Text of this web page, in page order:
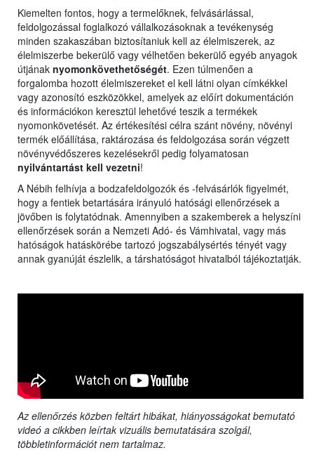
Kiemelten fontos, hogy a termelőknek, felvásárlással,
feldolgozással foglalkozó vállalkozásoknak a tevékenység
minden szakaszában biztosítaniuk kell az élelmiszerek, az
élelmiszerbe bekerülő vagy vélhetően bekerülő egyéb anyagok
útjának nyomonkövethetőségét. Ezen túlmenően a
forgalomba hozott élelmiszereket el kell látni olyan címkékkel
vagy azonosító eszközökkel, amelyek az előírt dokumentáción
és információkon keresztül lehetővé teszik a termékek
nyomonkövetését. Az értékesítési célra szánt növény, növényi
termék előállítása, raktározása és feldolgozása során végzett
növényvédőszeres kezelésekről pedig folyamatosan
nyilvántartást kell vezetni!
A Nébih felhívja a bodzafeldolgozók és -felvásárlók figyelmét,
hogy a fentiek betartására irányuló hatósági ellenőrzések a
jövőben is folytatódnak. Amennyiben a szakemberek a helyszíni
ellenőrzések során a Nemzeti Adó- és Vámhivatal, vagy más
hatóságok hatáskörébe tartozó jogszabálysértés tényét vagy
annak gyanúját észlelik, a társhatóságot hivatalból tájékoztatják.
Az ellenőrzés közben feltárt hibákat, hiányosságokat bemutató
videó a cikkben leírtak vizuális bemutatására szolgál,
többletinformációt nem tartalmaz.